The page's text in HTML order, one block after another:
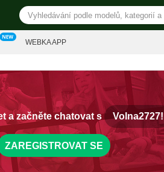
WEBKA APP
a začněte chatovat s Volna2727!
ZAREGISTROVAT SE